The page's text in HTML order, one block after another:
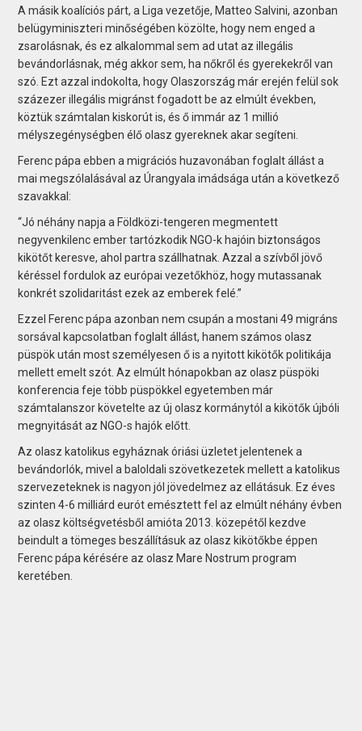
A másik koalíciós párt, a Liga vezetője, Matteo Salvini, azonban
belügyminiszteri minőségében közölte, hogy nem enged a
zsarolásnak, és ez alkalommal sem ad utat az illegális
bevándorlásnak, még akkor sem, ha nőkről és gyerekekről van
szó. Ezt azzal indokolta, hogy Olaszország már erején felül sok
százezer illegális migránst fogadott be az elmúlt években,
köztük számtalan kiskorút is, és ő immár az 1 millió
mélyszegénységben élő olasz gyereknek akar segíteni.
Ferenc pápa ebben a migrációs huzavonában foglalt állást a
mai megszólalásával az Úrangyala imádsága után a következő
szavakkal:
“Jó néhány napja a Földközi-tengeren megmentett
negyvenkilenc ember tartózkodik NGO-k hajóin biztonságos
kikötőt keresve, ahol partra szállhatnak. Azzal a szívből jövő
kéréssel fordulok az európai vezetőkhöz, hogy mutassanak
konkrét szolidaritást ezek az emberek felé.”
Ezzel Ferenc pápa azonban nem csupán a mostani 49 migráns
sorsával kapcsolatban foglalt állást, hanem számos olasz
püspök után most személyesen ő is a nyitott kikötők politikája
mellett emelt szót. Az elmúlt hónapokban az olasz püspöki
konferencia feje több püspökkel egyetemben már
számtalanszor követelte az új olasz kormánytól a kikötők újbóli
megnyitását az NGO-s hajók előtt.
Az olasz katolikus egyháznak óriási üzletet jelentenek a
bevándorlók, mivel a baloldali szövetkezetek mellett a katolikus
szervezeteknek is nagyon jól jövedelmez az ellátásuk. Ez éves
szinten 4-6 milliárd eurót emésztett fel az elmúlt néhány évben
az olasz költségvetésből amióta 2013. közepétől kezdve
beindult a tömeges beszállításuk az olasz kikötőkbe éppen
Ferenc pápa kérésére az olasz Mare Nostrum program
keretében.